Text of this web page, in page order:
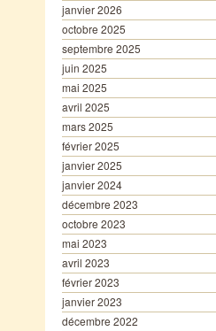
janvier 2026
octobre 2025
septembre 2025
juin 2025
mai 2025
avril 2025
mars 2025
février 2025
janvier 2025
janvier 2024
décembre 2023
octobre 2023
mai 2023
avril 2023
février 2023
janvier 2023
décembre 2022